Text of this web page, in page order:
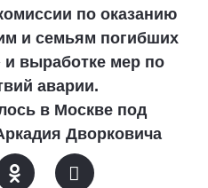
по оказанию
и семьям погибших
и выработке мер по
аварии.
в Москве под
Дворковича